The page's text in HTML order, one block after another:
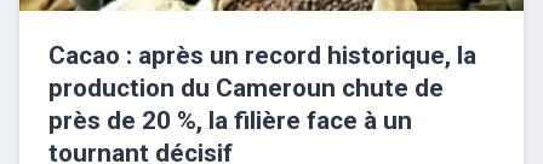
Cacao : après un record historique, la
production du Cameroun chute de
près de 20 %, la filière face à un
tournant décisif